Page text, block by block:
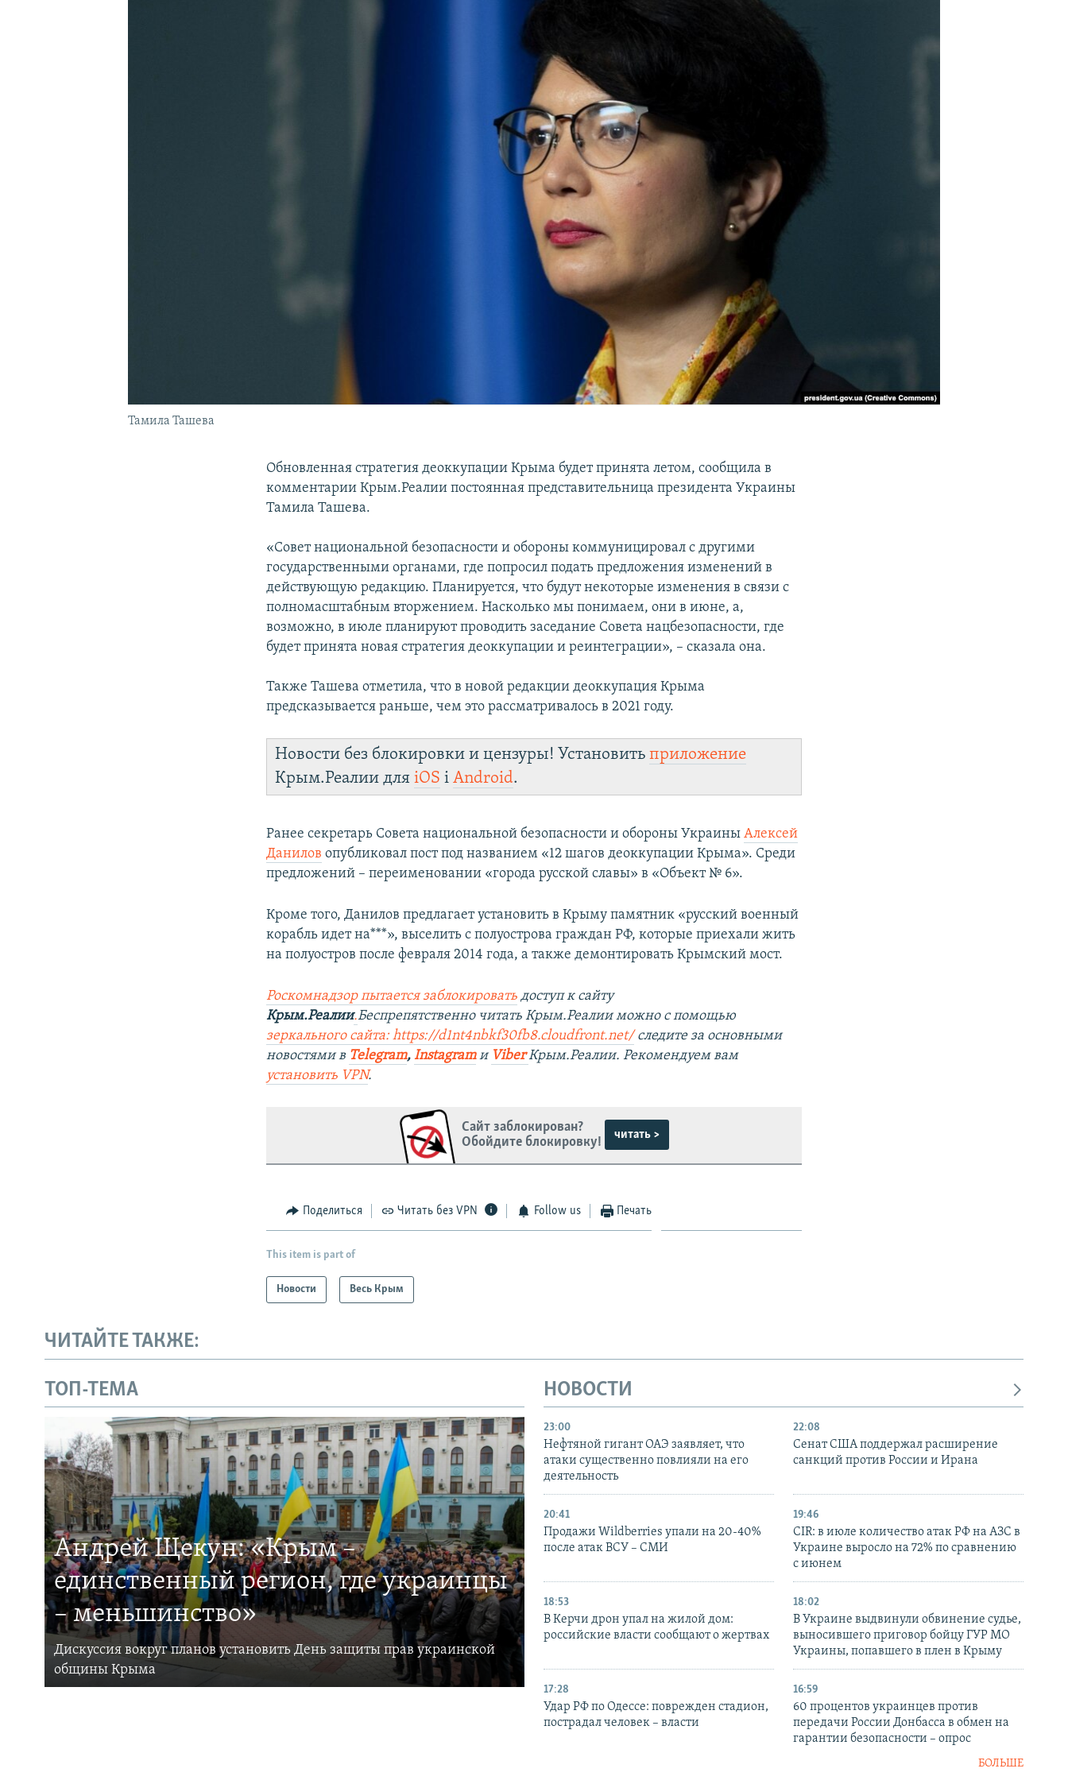
Тамила Ташева
Обновленная стратегия деоккупации Крыма будет принята летом, сообщила в
комментарии Крым.Реалии постоянная представительница президента Украины
Тамила Ташева.
«Совет национальной безопасности и обороны коммуницировал с другими
государственными органами, где попросил подать предложения изменений в
действующую редакцию. Планируется, что будут некоторые изменения в связи с
полномасштабным вторжением. Насколько мы понимаем, они в июне, а,
возможно, в июле планируют проводить заседание Совета нацбезопасности, где
будет принята новая стратегия деоккупации и реинтеграции», – сказала она.
Также Ташева отметила, что в новой редакции деоккупация Крыма
предсказывается раньше, чем это рассматривалось в 2021 году.
Новости без блокировки и цензуры! Установитьприложение
Крым.Реалии дляiOS іAndroid.
Ранее секретарь Совета национальной безопасности и обороны УкраиныАлексей
Данилов опубликовал пост под названием «12 шагов деоккупации Крыма». Среди
предложений – переименовании «города русской славы» в «Объект № 6».
Кроме того, Данилов предлагает установить в Крыму памятник «русский военный
корабль идет на***», выселить с полуострова граждан РФ, которые приехали жить
на полуостров после февраля 2014 года, а также демонтировать Крымский мост.
Роскомнадзор пытается заблокировать доступ к сайту
Крым.Реалии.Беспрепятственно читать Крым.Реалии можно с помощью
зеркального сайта: https://d1nt4nbkf30fb8.cloudfront.net/следите за основными
новостями в Telegram,Instagramи Viber Крым.Реалии. Рекомендуем вам
установить VPN.
Сайт заблокирован?
Обойдите блокировку!
читать >
Поделиться Читать без VPN Follow us Печать
This item is part of
Новости Весь Крым
ЧИТАЙТЕ ТАКЖЕ:
ТОП-ТЕМА
Андрей Щекун: «Крым –
единственный регион, где украинцы
– меньшинство»
Дискуссия вокруг планов установить День защиты прав украинской
общины Крыма
НОВОСТИ
23:00
Нефтяной гигант ОАЭ заявляет, что
атаки существенно повлияли на его
деятельность
22:08
Сенат США поддержал расширение
санкций против России и Ирана
20:41
Продажи Wildberries упали на 20-40%
после атак ВСУ – СМИ
19:46
CIR: в июле количество атак РФ на АЗС в
Украине выросло на 72% по сравнению
с июнем
18:53
В Керчи дрон упал на жилой дом:
российские власти сообщают о жертвах
18:02
В Украине выдвинули обвинение судье,
выносившего приговор бойцу ГУР МО
Украины, попавшего в плен в Крыму
17:28
Удар РФ по Одессе: поврежден стадион,
пострадал человек – власти
16:59
60 процентов украинцев против
передачи России Донбасса в обмен на
гарантии безопасности – опрос
БОЛЬШЕ